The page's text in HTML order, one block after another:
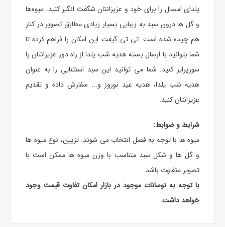
یلدای امسال را برای خود و عزیزانتان شگفت انگیز کنید. میوه‌ها
و گل ها درون سبد به زیبایی بسیار زیادی مطابق تصویر در کنار
هم چیده شده است. تی تی گیفت این امکان را فراهم کرده تا
شما بتوانید با ارسال بسته هدیه شب یلدااز راه دور عزیزانتان را
سورپرایز کنید. شما می توانید این سبد استثنایی را به عنوان
هدیه شب یلدا، هدیه عید نوروز و... سفارش داده و تقدیم
عزیزانتان کنید.
شرابط و ضوابط:
میوه ها با توجه به فصل انتخاب می شوند. تزیین، نوع میوه ها
و گل ها و شکل سبد متناسب با وزن میوه ها ممکن است با
تصویر متفاوت باشد.
با توجه به نوسانات موجود در بازار امکان تفاوت قیمت وجود
خواهد داشت.